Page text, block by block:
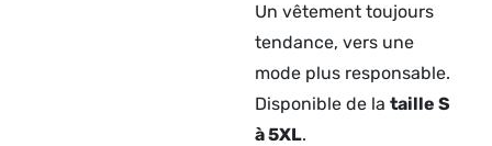
Un vêtement toujours
tendance, vers une
mode plus responsable.
Disponible de la taille S
à 5XL.